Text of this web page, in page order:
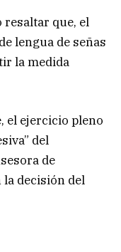
que, el
lengua de señas
la medida
el ejercicio pleno
del
de
la decisión del